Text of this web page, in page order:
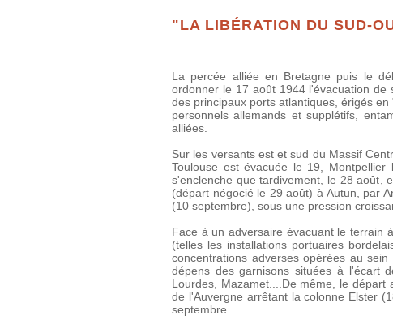
"LA LIBÉRATION DU SUD-
La percée alliée en Bretagne puis le
ordonner le 17 août 1944 l'évacuation
des principaux ports atlantiques, érigés
personnels allemands et supplétifs,
alliées.
Sur les versants est et sud du Massif
Toulouse est évacuée le 19,
s'enclenche que tardivement, le 28 août,
(départ négocié le 29 août) à Autun, par
(10 septembre), sous une pression
Face à un adversaire évacuant le terrain
(telles les installations portuaires
concentrations adverses opérées au
dépens des garnisons situées à l'écart
Lourdes, Mazamet....De même, le
de l'Auvergne arrêtant la colonne Elster
septembre.